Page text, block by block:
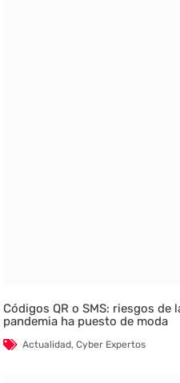
Códigos QR o SMS: riesgos de
pandemia ha puesto de moda
Actualidad,Cyber Expertos